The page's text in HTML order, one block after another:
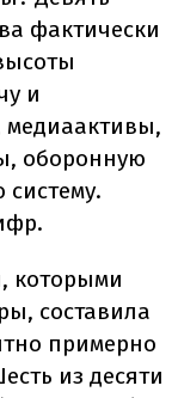
фактически
и
медиаактивы,
оборонную
которыми
составила
примерно
из десяти